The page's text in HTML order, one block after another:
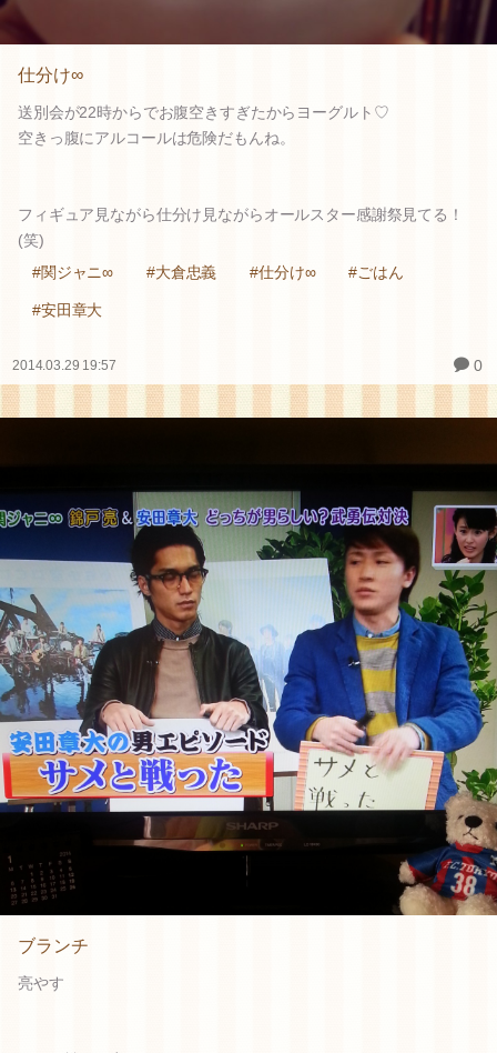
仕分け∞
送別会が22時からでお腹空きすぎたからヨーグルト♡
空きっ腹にアルコールは危険だもんね。
フィギュア見ながら仕分け見ながらオールスター感謝祭見てる！
(笑)
#関ジャニ∞
#大倉忠義 #仕分け∞ #ごはん
#安田章大
2014.03.29 19:57 0
ブランチ
亮やす